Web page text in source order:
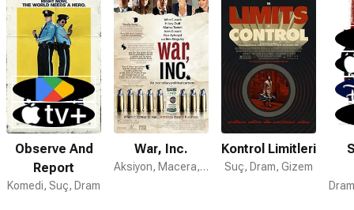
Observe And
Report
Komedi, Suç, Dram
War, Inc.
Aksiyon, Macera, Komedi
Kontrol Limitleri
Suç, Dram, Gizem